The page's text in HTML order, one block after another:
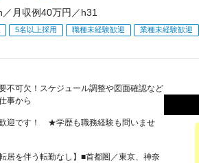
月収例40万円／h31
5名以上採用 職種未経験歓迎 業種未経験歓迎
不可欠！スケジュール調整や図面確認など
事から
迎です！ ★学歴も職務経験も問いませ
居を伴う転勤なし】■首都圏／東京、神奈